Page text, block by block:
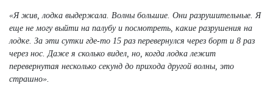
«Я жив, лодка выдержала. Волны большие. Они разрушительные. Я
еще не могу выйти на палубу и посмотреть, какие разрушения на
лодке. За эти сутки где-то 15 раз перевернулся через борт и 8 раз
через нос. Даже я сколько видел, но, когда лодка лежит
перевернутая несколько секунд до прихода другой волны, это
страшно».